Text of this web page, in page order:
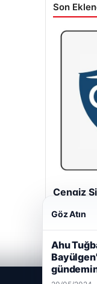
Son
Cengiz
Göz Atın
Ahu